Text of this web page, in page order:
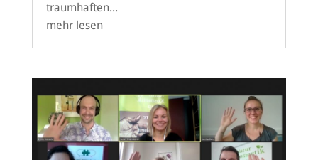
traumhaften...
mehr lesen